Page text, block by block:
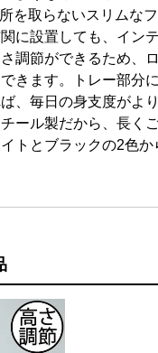
を取らないスリムな
に設置しても、イン
調節ができるため、
きます。トレー部分
、毎日の身支度がよ
ール製だから、長く
トとブラックの2色